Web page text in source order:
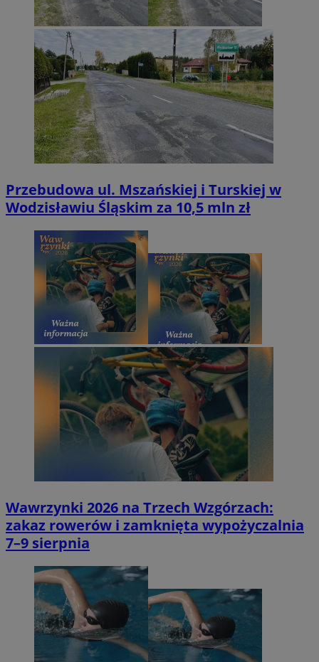
Przebudowa ul. Mszańskiej i Turskiej w
Wodzisławiu Śląskim za 10,5 mln zł
Wawrzynki 2026 na Trzech Wzgórzach:
zakaz rowerów i zamknięta wypożyczalnia
7–9 sierpnia